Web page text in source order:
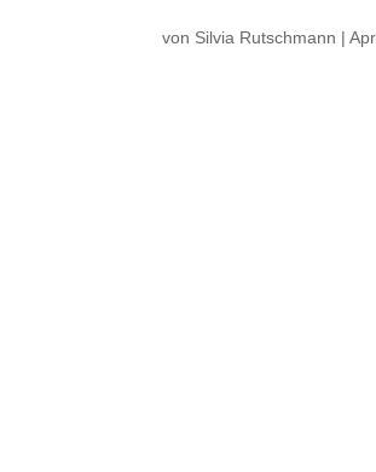
von Silvia Rutschmann |